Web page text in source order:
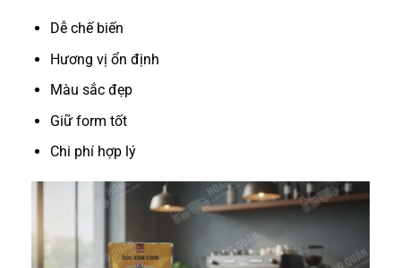
Dễ chế biến
Hương vị ổn định
Màu sắc đẹp
Giữ form tốt
Chi phí hợp lý